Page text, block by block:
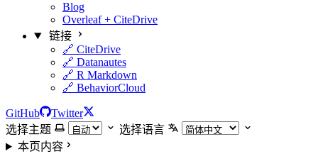
Blog
Overleaf + CiteDrive
链接
🔗 CiteDrive
🔗 Datanautes
🔗 R Markdown
🔗 BehaviorCloud
GitHub
Twitter
选择主题
选择语言
本页内容